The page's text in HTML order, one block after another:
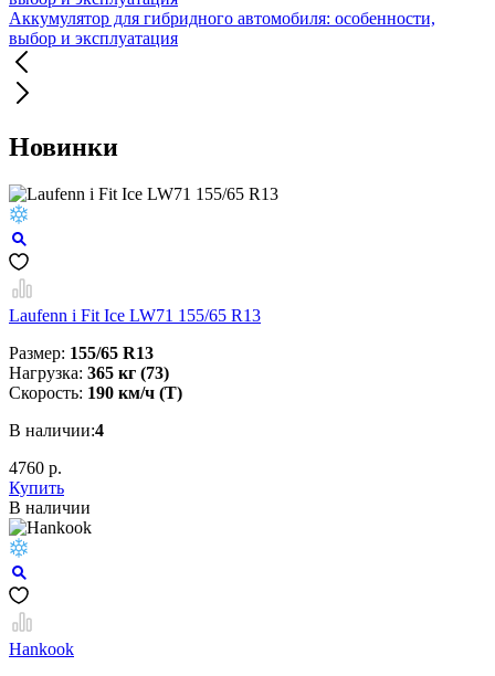
Аккумулятор для гибридного автомобиля: особенности,
выбор и эксплуатация
Новинки
Laufenn i Fit Ice LW71 155/65 R13
Размер: 155/65 R13
Нагрузка: 365 кг (73)
Скорость: 190 км/ч (T)
В наличии:4
4760 р.
Купить
В наличии
Hankook